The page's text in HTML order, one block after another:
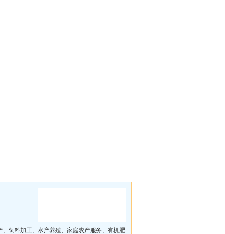
饲料加工、水产养殖、家庭农产服务、有机肥